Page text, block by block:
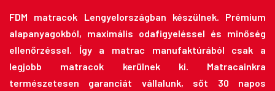
FDM matracok Lengyelországban készülnek. Prémium
alapanyagokból, maximális odafigyeléssel és minőség
ellenőrzéssel. Így a matrac manufaktúrából csak a
legjobb matracok kerülnek ki. Matracainkra
természetesen garanciát vállalunk, sőt 30 napos